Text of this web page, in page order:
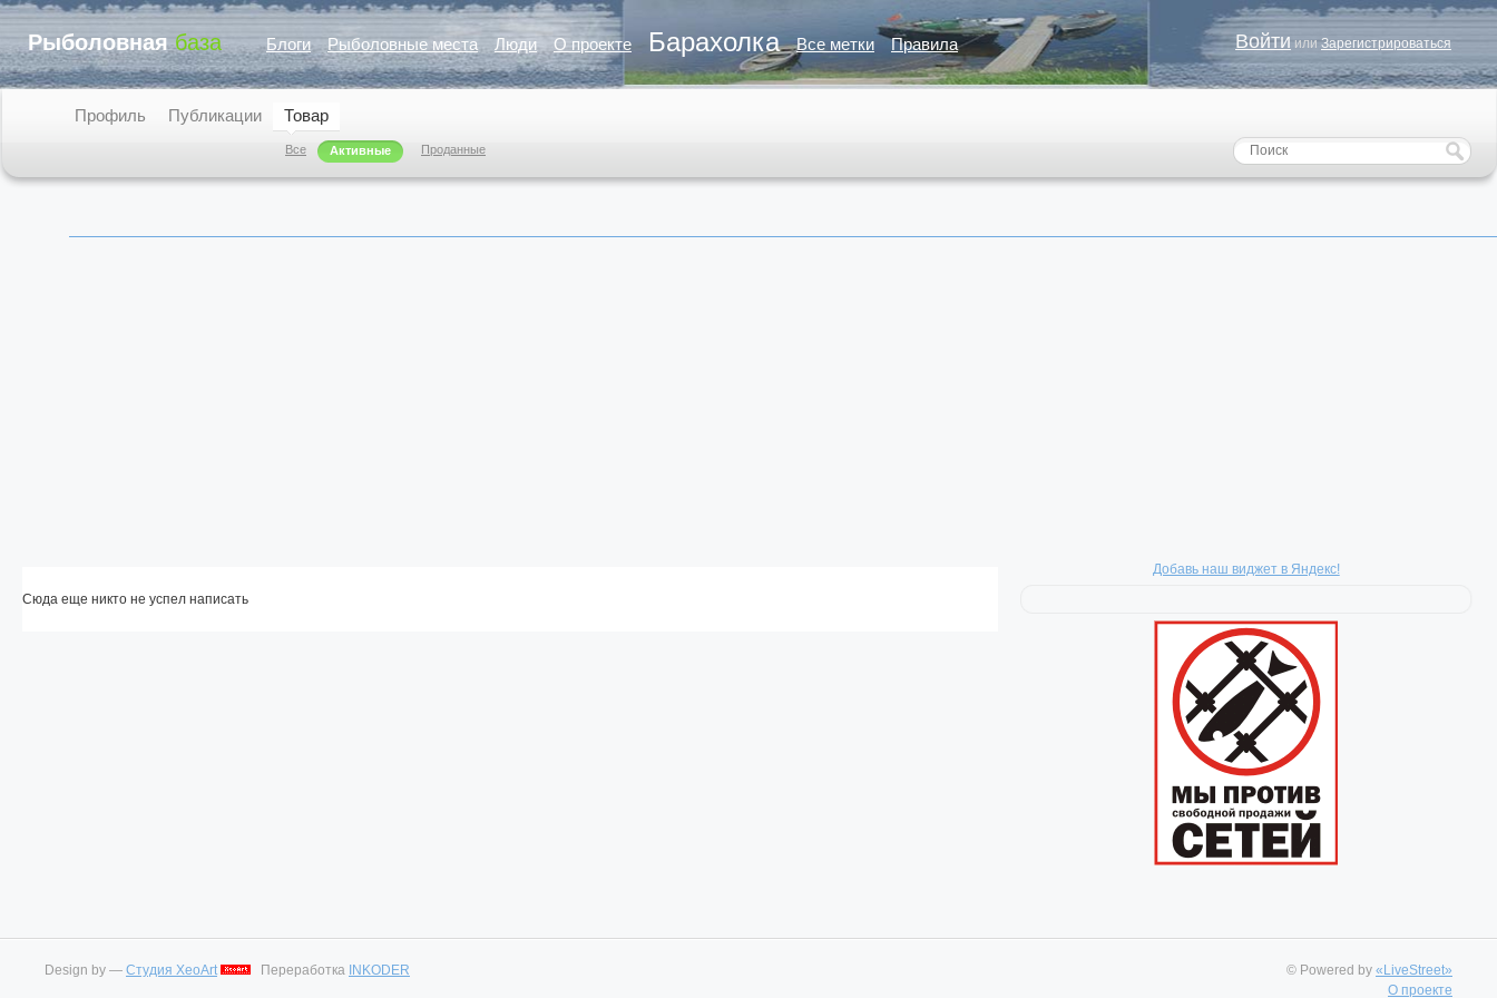
Рыболовнаябаза Блоги Рыболовные места Люди О проекте Барахолка Все метки Правила Войти или Зарегистрироваться
Профиль Публикации Товар
Все Активные Проданные
Сюда еще никто не успел написать
Добавь наш виджет в Яндекс!
© Powered by «LiveStreet»
О проекте
Design by — Студия XeoArt Переработка INKODER